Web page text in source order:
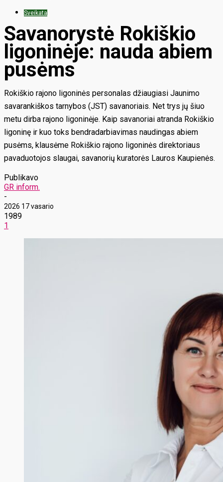
Sveikata
Savanorystė Rokiškio
ligoninėje: nauda abiem
pusėms
Rokiškio rajono ligoninės personalas džiaugiasi Jaunimo
savarankiškos tarnybos (JST) savanoriais. Net trys jų šiuo
metu dirba rajono ligoninėje. Kaip savanoriai atranda Rokiškio
ligoninę ir kuo toks bendradarbiavimas naudingas abiem
pusėms, klausėme Rokiškio rajono ligoninės direktoriaus
pavaduotojos slaugai, savanorių kuratorės Lauros Kaupienės.
Publikavo
GR inform.
-
2026 17 vasario
1989
1